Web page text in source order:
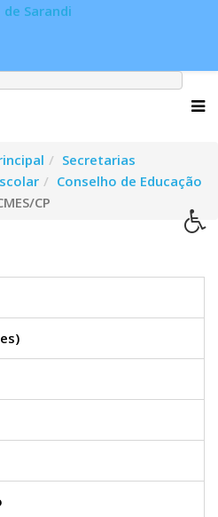
Secretarias
Conselho de Educação
CP